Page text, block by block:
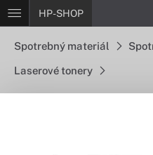
HP-SHOP
Spotrebný materiál
Laserové tonery